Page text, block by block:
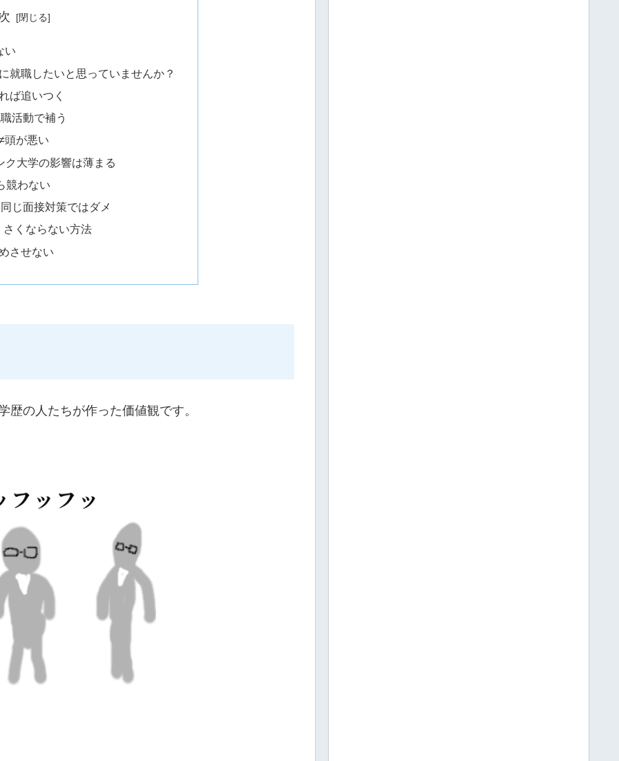
い
就職したいと思っていませんか？
ば追いつく
活動で補う
頭が悪い
ク大学の影響は薄まる
競わない
じ面接対策ではダメ
くならない方法
させない
の人たちが作った価値観です。